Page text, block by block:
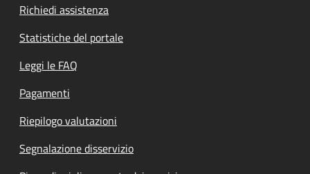
Richiedi assistenza
Statistiche del portale
Leggi le FAQ
Pagamenti
Riepilogo valutazioni
Segnalazione disservizio